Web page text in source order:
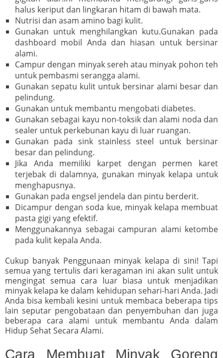
halus keriput dan lingkaran hitam di bawah mata.
Nutrisi dan asam amino bagi kulit.
Gunakan untuk menghilangkan kutu.Gunakan pada
dashboard mobil Anda dan hiasan untuk bersinar
alami.
Campur dengan minyak sereh atau minyak pohon teh
untuk pembasmi serangga alami.
Gunakan sepatu kulit untuk bersinar alami besar dan
pelindung.
Gunakan untuk membantu mengobati diabetes.
Gunakan sebagai kayu non-toksik dan alami noda dan
sealer untuk perkebunan kayu di luar ruangan.
Gunakan pada sink stainless steel untuk bersinar
besar dan pelindung.
Jika Anda memiliki karpet dengan permen karet
terjebak di dalamnya, gunakan minyak kelapa untuk
menghapusnya.
Gunakan pada engsel jendela dan pintu berderit.
Dicampur dengan soda kue, minyak kelapa membuat
pasta gigi yang efektif.
Menggunakannya sebagai campuran alami ketombe
pada kulit kepala Anda.
Cukup banyak Penggunaan minyak kelapa di sini! Tapi
semua yang tertulis dari keragaman ini akan sulit untuk
mengingat semua cara luar biasa untuk menjadikan
minyak kelapa ke dalam kehidupan sehari-hari Anda. Jadi
Anda bisa kembali kesini untuk membaca beberapa tips
lain seputar pengobataan dan penyembuhan dan juga
beberapa cara alami untuk membantu Anda dalam
Hidup Sehat Secara Alami.
Cara Membuat Minyak Goreng